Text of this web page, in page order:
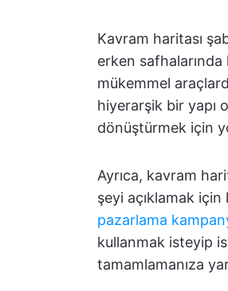
Kavram haritası
erken
mükemmel
hiyerarşik bir yapı
dönüştürmek için
Ayrıca, kavram
şeyi açıklamak
pazarlama
kullanmak isteyip
tamamlamanıza